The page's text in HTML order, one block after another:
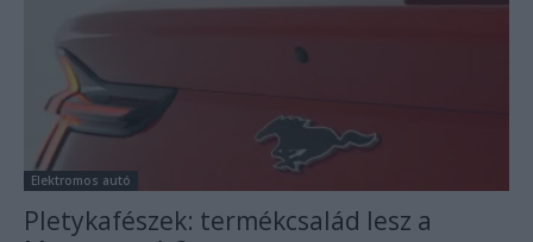
Elektromos autó
Pletykafészek: termékcsalád lesz a